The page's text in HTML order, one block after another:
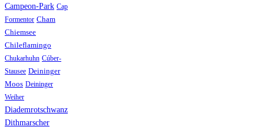
Campeon-Park Cap
Formentor Cham
Chiemsee
Chileflamingo
Chukarhuhn Cúber-
Stausee Deininger
Moos Deininger
Weiher
Diademrotschwanz
Dithmarscher